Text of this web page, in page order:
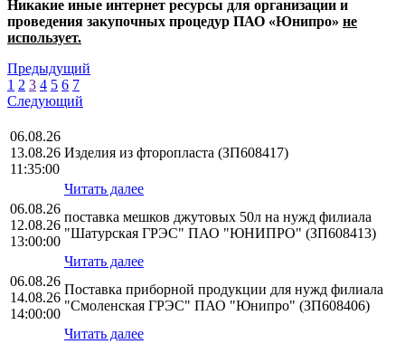
Никакие иные интернет ресурсы для организации и
проведения закупочных процедур ПАО «Юнипро» не
использует.
Предыдущий
1 2 3 4 5 6 7
Следующий
06.08.26
13.08.26
11:35:00
Изделия из фторопласта (ЗП608417)
Читать далее
06.08.26
12.08.26
13:00:00
поставка мешков джутовых 50л на нужд филиала
"Шатурская ГРЭС" ПАО "ЮНИПРО" (ЗП608413)
Читать далее
06.08.26
14.08.26
14:00:00
Поставка приборной продукции для нужд филиала
"Смоленская ГРЭС" ПАО "Юнипро" (ЗП608406)
Читать далее